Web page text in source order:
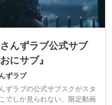
んずラブ公式サブ
にサブ』
ずラブ
ずラブの公式サブスクがスタ
でしか見られない、限定動画